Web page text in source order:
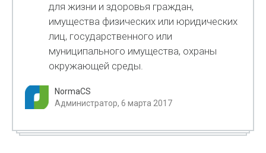
для жизни и здоровья граждан,
имущества физических или юридических
лиц, государственного или
муниципального имущества, охраны
окружающей среды.
NormaCS
Администратор, 6 марта 2017